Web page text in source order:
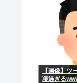
【画像】ツ
凄過ぎる